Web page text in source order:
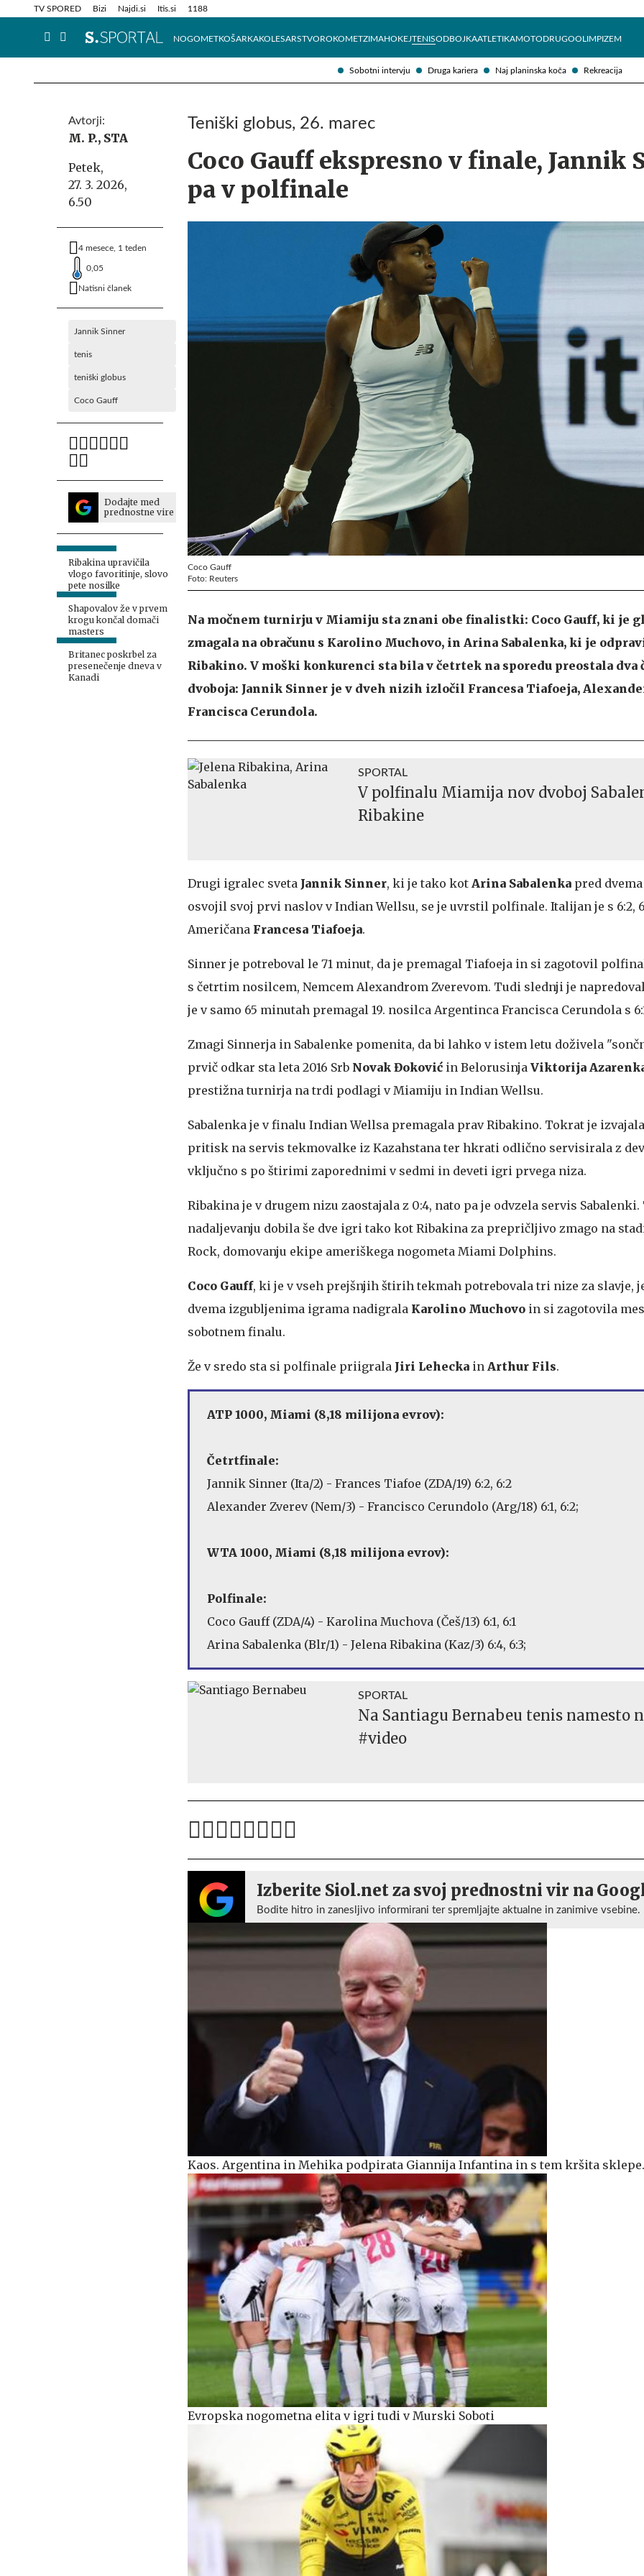
Sobotni intervju Druga kariera Naj planinska koča Rekreacija
TV SPORED Bizi Najdi.si Itis.si 1188
NOGOMETKOŠARKAKOLESARSTVOROKOMETZIMAHOKEJTENISODBOJKAATLETIKAMOTODRUGOOLIMPIZEM
Info in obvestila Tehnik
Avtorji:
M. P., STA
Petek,
27. 3. 2026,
6.50
4 mesece, 1 teden
0,05
Natisni članek
Jannik Sinner
tenis
teniški globus
Coco Gauff
Dodajte med
prednostne vire
Ribakina upravičila
vlogo favoritinje, slovo
pete nosilke
Shapovalov že v prvem
krogu končal domači
masters
Britanec poskrbel za
presenečenje dneva v
Kanadi
Teniški globus, 26. marec
Coco Gauff ekspresno v finale, Jannik
pa v polfinale
Coco Gauff
Foto: Reuters
Na močnem turnirju v Miamiju sta znani obe finalistki: Coco Gauff, ki je
zmagala na obračunu s Karolino Muchovo, in Arina Sabalenka, ki je
Ribakino. V moški konkurenci sta bila v četrtek na sporedu preostala
dvoboja: Jannik Sinner je v dveh nizih izločil Francesa Tiafoeja,
Francisca Cerundola.
SPORTAL
V polfinalu Miamija nov dvoboj
Ribakine
Drugi igralec sveta Jannik Sinner, ki je tako kot Arina Sabalenka pred
osvojil svoj prvi naslov v Indian Wellsu, se je uvrstil polfinale. Italijan je s 6:2,
Američana Francesa Tiafoeja.
Sinner je potreboval le 71 minut, da je premagal Tiafoeja in si zagotovil
s četrtim nosilcem, Nemcem Alexandrom Zverevom. Tudi slednji je
je v samo 65 minutah premagal 19. nosilca Argentinca Francisca Cerundola s
Zmagi Sinnerja in Sabalenke pomenita, da bi lahko v istem letu doživela
prvič odkar sta leta 2016 Srb Novak Đoković in Belorusinja Viktorija
prestižna turnirja na trdi podlagi v Miamiju in Indian Wellsu.
Sabalenka je v finalu Indian Wellsa premagala prav Ribakino. Tokrat je
pritisk na servis tekmovalke iz Kazahstana ter hkrati odlično servisirala z
vključno s po štirimi zaporednimi v sedmi in deveti igri prvega niza.
Ribakina je v drugem nizu zaostajala z 0:4, nato pa je odvzela servis Sabalenki.
nadaljevanju dobila še dve igri tako kot Ribakina za prepričljivo zmago na
Rock, domovanju ekipe ameriškega nogometa Miami Dolphins.
Coco Gauff, ki je v vseh prejšnjih štirih tekmah potrebovala tri nize za slavje,
dvema izgubljenima igrama nadigrala Karolino Muchovo in si zagotovila
sobotnem finalu.
Že v sredo sta si polfinale priigrala Jiri Lehecka in Arthur Fils.
ATP 1000, Miami (8,18 milijona evrov):
Četrtfinale:
Jannik Sinner (Ita/2) - Frances Tiafoe (ZDA/19) 6:2, 6:2
Alexander Zverev (Nem/3) - Francisco Cerundolo (Arg/18) 6:1, 6:2;
WTA 1000, Miami (8,18 milijona evrov):
Polfinale:
Coco Gauff (ZDA/4) - Karolina Muchova (Češ/13) 6:1, 6:1
Arina Sabalenka (Blr/1) - Jelena Ribakina (Kaz/3) 6:4, 6:3;
SPORTAL
Na Santiagu Bernabeu tenis namesto
#video
Izberite Siol.net za svoj prednostni vir na
Bodite hitro in zanesljivo informirani ter spremljajte aktualne in zanimive vsebine.
Kaos. Argentina in Mehika podpirata Giannija Infantina in s tem kršita sklepe.
Evropska nogometna elita v igri tudi v Murski Soboti